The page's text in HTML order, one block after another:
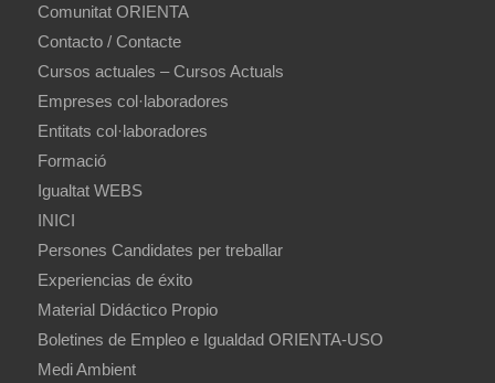
Comunitat ORIENTA
Contacto / Contacte
Cursos actuales – Cursos Actuals
Empreses col·laboradores
Entitats col·laboradores
Formació
Igualtat WEBS
INICI
Persones Candidates per treballar
Experiencias de éxito
Material Didáctico Propio
Boletines de Empleo e Igualdad ORIENTA-USO
Medi Ambient